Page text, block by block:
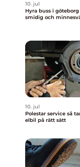
10. jul
Hyra buss i göteborg så planerar du en
smidig och
10. jul
Polestar service så tar du hand om din
elbil på rätt sätt